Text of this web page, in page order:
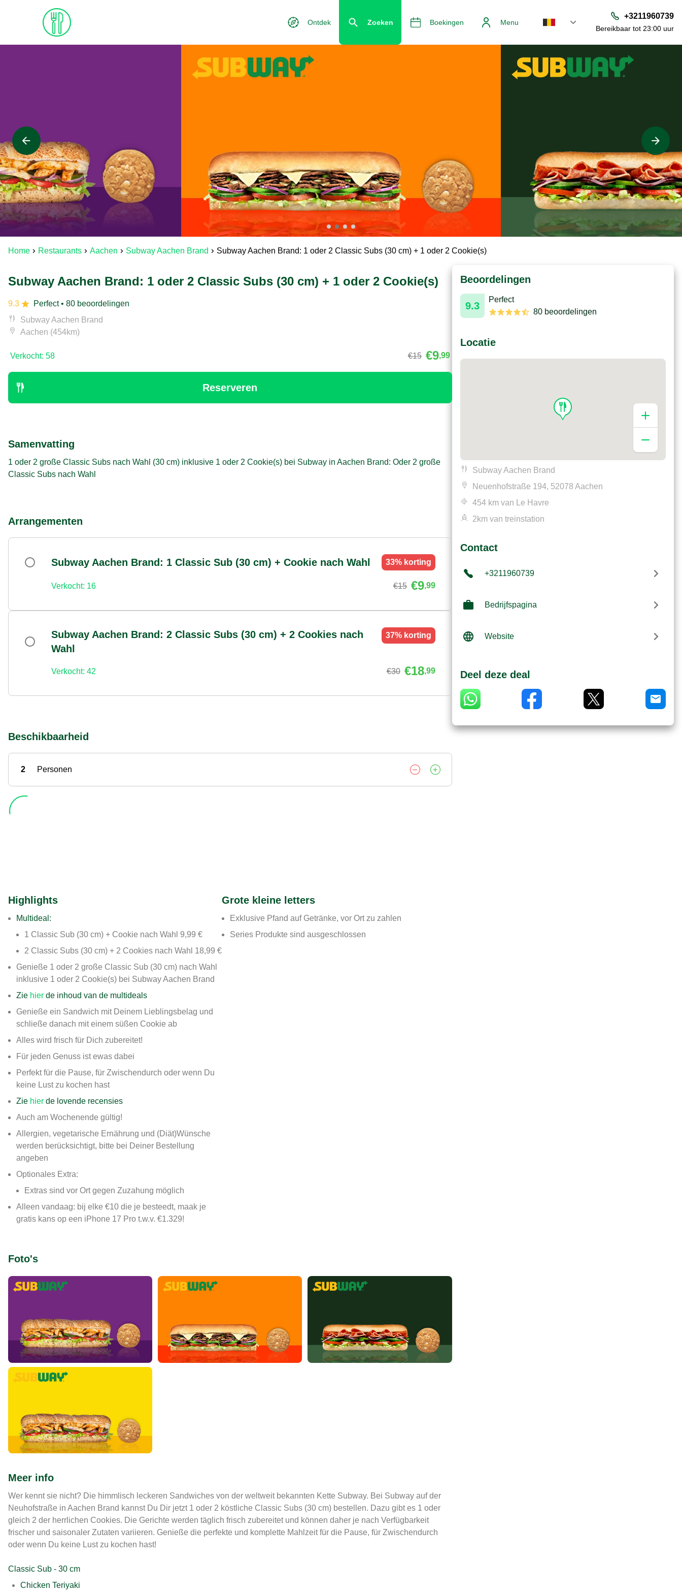
Ontdek Zoeken Boekingen Menu
+3211960739
Bereikbaar tot 23:00 uur
Home Restaurants Aachen Subway Aachen Brand Subway Aachen Brand: 1 oder 2 Classic Subs (30 cm) + 1 oder 2 Cookie(s)
Subway Aachen Brand: 1 oder 2 Classic Subs (30 cm) + 1 oder 2 Cookie(s)
9.3 Perfect• 80 beoordelingen
Subway Aachen Brand
Aachen (454km)
Verkocht: 58 €15 €9,99
Reserveren
Samenvatting
1 oder 2 große Classic Subs nach Wahl (30 cm) inklusive 1 oder 2 Cookie(s) bei Subway in Aachen Brand: Oder 2 große
Classic Subs nach Wahl
Arrangementen
Subway Aachen Brand: 1 Classic Sub (30 cm) + Cookie nach Wahl 33% korting
Verkocht: 16 €15 €9,99
Subway Aachen Brand: 2 Classic Subs (30 cm) + 2 Cookies nach
Wahl
37% korting
Verkocht: 42 €30 €18,99
Beschikbaarheid
2 Personen
Highlights
Multideal:
1 Classic Sub (30 cm) + Cookie nach Wahl 9,99 €
2 Classic Subs (30 cm) + 2 Cookies nach Wahl 18,99 €
Genieße 1 oder 2 große Classic Sub (30 cm) nach Wahl
inklusive 1 oder 2 Cookie(s) bei Subway Aachen Brand
Zie hier de inhoud van de multideals
Genieße ein Sandwich mit Deinem Lieblingsbelag und
schließe danach mit einem süßen Cookie ab
Alles wird frisch für Dich zubereitet!
Für jeden Genuss ist ewas dabei
Perfekt für die Pause, für Zwischendurch oder wenn Du
keine Lust zu kochen hast
Zie hier de lovende recensies
Auch am Wochenende gültig!
Allergien, vegetarische Ernährung und (Diät)Wünsche
werden berücksichtigt, bitte bei Deiner Bestellung
angeben
Optionales Extra:
Extras sind vor Ort gegen Zuzahung möglich
Alleen vandaag: bij elke €10 die je besteedt, maak je
gratis kans op een iPhone 17 Pro t.w.v. €1.329!
Grote kleine letters
Exklusive Pfand auf Getränke, vor Ort zu zahlen
Series Produkte sind ausgeschlossen
Foto's
Meer info
Wer kennt sie nicht? Die himmlisch leckeren Sandwiches von der weltweit bekannten Kette Subway. Bei Subway auf der
Neuhofstraße in Aachen Brand kannst Du Dir jetzt 1 oder 2 köstliche Classic Subs (30 cm) bestellen. Dazu gibt es 1 oder
gleich 2 der herrlichen Cookies. Die Gerichte werden täglich frisch zubereitet und können daher je nach Verfügbarkeit
frischer und saisonaler Zutaten variieren. Genieße die perfekte und komplette Mahlzeit für die Pause, für Zwischendurch
oder wenn Du keine Lust zu kochen hast!
Classic Sub - 30 cm
Chicken Teriyaki
Beoordelingen
9.3
Perfect
80 beoordelingen
Locatie
Subway Aachen Brand
Neuenhofstraße 194, 52078 Aachen
454 km van Le Havre
2km van treinstation
Contact
+3211960739
Bedrijfspagina
Website
Deel deze deal